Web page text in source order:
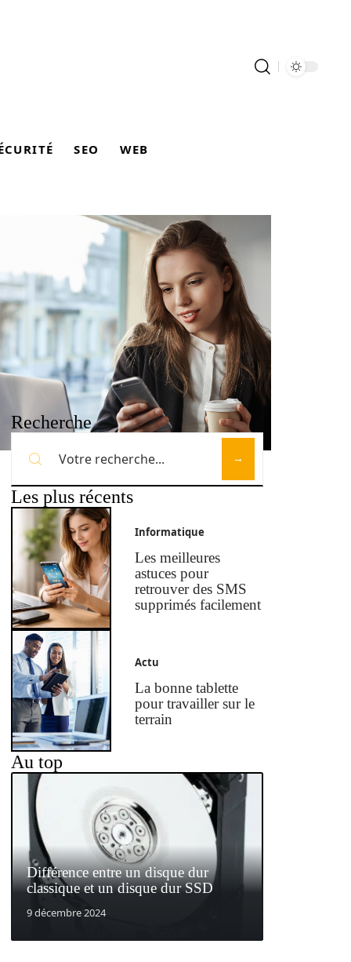
SEO WEB
Recherche
Les plus récents
Informatique
Les meilleures
astuces pour
retrouver des SMS
supprimés facilement
Actu
La bonne tablette
pour travailler sur le
terrain
Au top
Différence entre un disque dur
classique et un disque dur SSD
9 décembre 2024